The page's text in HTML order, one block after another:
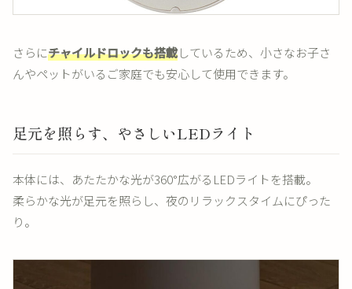
さらにチャイルドロックも搭載しているため、小さなお子さ
んやペットがいるご家庭でも安心して使用できます。
足元を照らす、やさしいLEDライト
本体には、あたたかな光が360°広がるLEDライトを搭載。
柔らかな光が足元を照らし、夜のリラックスタイムにぴった
り。